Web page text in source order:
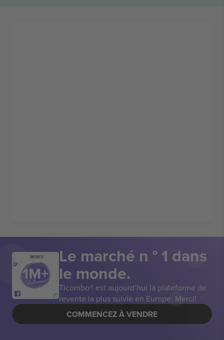
MERCI! Le marché n ° 1 dans
le monde.
Ticombo® est aujourd’hui la plateforme de
revente la plus suivie en Europe. Merci!
COMMENCEZ À VENDRE